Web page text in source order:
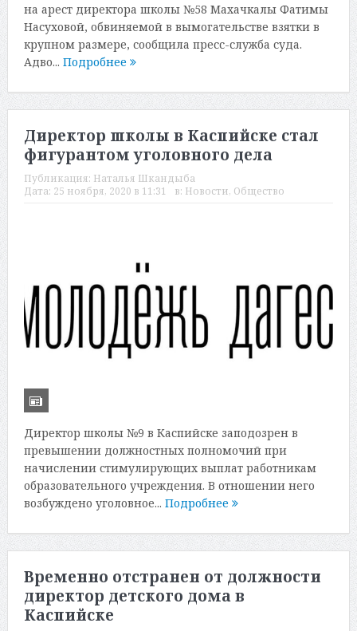
на арест директора школы №58 Махачкалы Фатимы
Насуховой, обвиняемой в вымогательстве взятки в
крупном размере, сообщила пресс-служба суда.
Адво... Подробнее
Директор школы в Каспийске стал
фигурантом уголовного дела
Публикация: Наталья Шкандыба
Дата: 25 ноября, 2020 в 11:31 в: Новости, Общество
Директор школы №9 в Каспийске заподозрен в
превышении должностных полномочий при
начислении стимулирующих выплат работникам
образовательного учреждения. В отношении него
возбуждено уголовное... Подробнее
Временно отстранен от должности
директор детского дома в
Каспийске